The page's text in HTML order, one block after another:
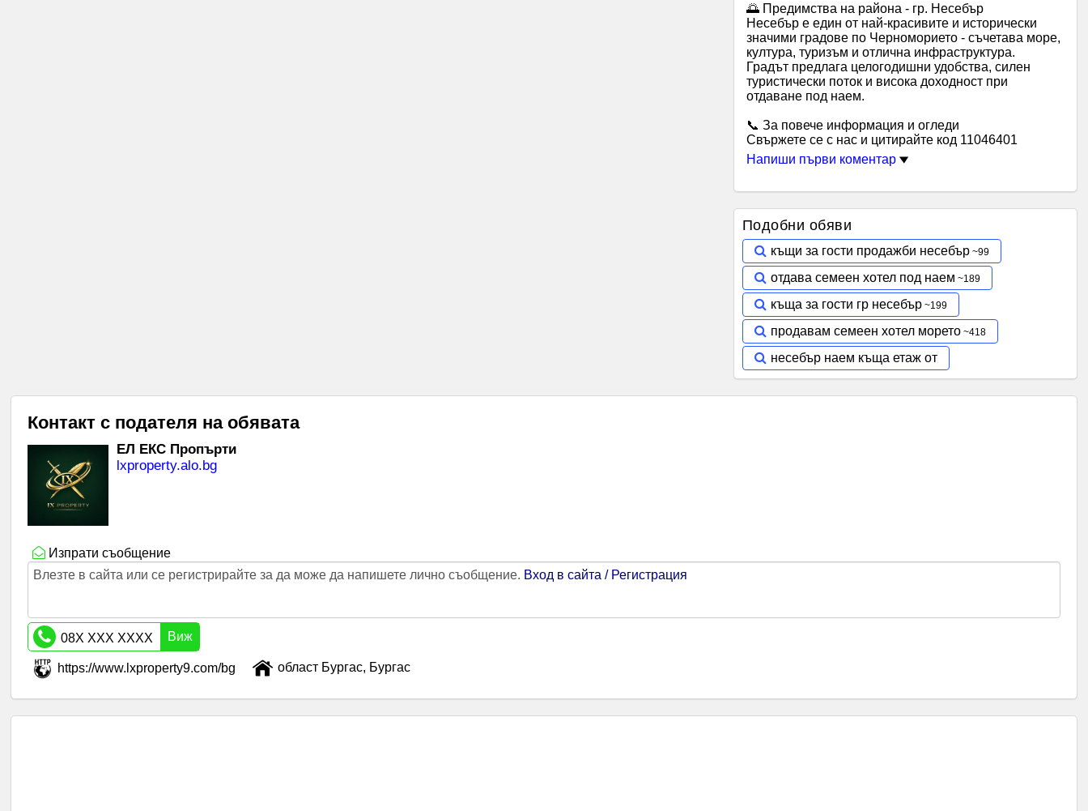
🌅 Предимства на района - гр. Несебър
Несебър е един от най‑красивите и исторически
значими градове по Черноморието - съчетава море,
култура, туризъм и отлична инфраструктура.
Градът предлага целогодишни удобства, силен
туристически поток и висока доходност при
отдаване под наем.
📞 За повече информация и огледи
Свържете се с нас и цитирайте код 11046401
Напиши първи коментар
Подобни обяви
къщи за гости продажби несебър
отдава семеен хотел под наем
къща за гости гр несебър
продавам семеен хотел морето
несебър наем къща етаж от
Контакт с подателя на обявата
ЕЛ ЕКС Пропърти
lxproperty.alo.bg
Изпрати съобщение
Влезте в сайта или се регистрирайте за да може да напишете лично съобщение. Вход в сайта / Регистрация
08X XXX XXXX Виж
https://www.lxproperty9.com/bg област Бургас, Бургас